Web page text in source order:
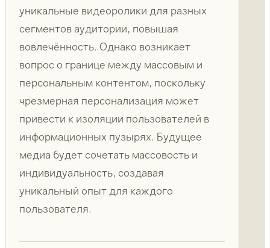
уникальные видеоролики для разных
сегментов аудитории, повышая
вовлечённость. Однако возникает
вопрос о границе между массовым и
персональным контентом, поскольку
чрезмерная персонализация может
привести к изоляции пользователей в
информационных пузырях. Будущее
медиа будет сочетать массовость и
индивидуальность, создавая
уникальный опыт для каждого
пользователя.